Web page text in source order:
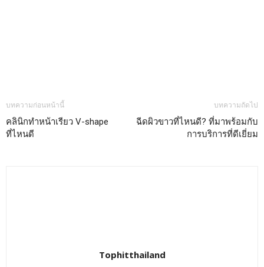
บทความก่อนหน้านี้
คลินิกทำหน้าเรียว V-shape
ที่ไหนดี
บทความถัดไป
ฉีดผิวขาวที่ไหนดี? ที่มาพร้อมกับ
การบริการที่ดีเยี่ยม
Tophitthailand